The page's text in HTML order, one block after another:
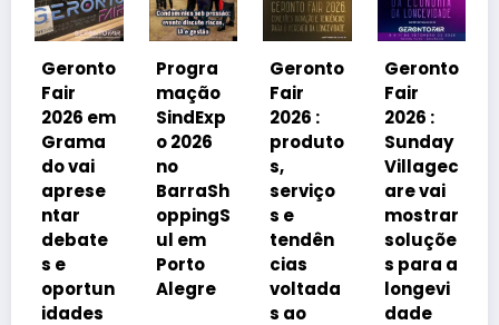
em
Progra
SindExp
o 2026
no
BarraSh
oppingS
ul em
Alegre
Geronto
Fair
2026 :
produto
serviço
s e
tendên
cias
voltada
Geronto
2026 :
Sunday
Villagec
are vai
mostrar
soluçõe
s para a
longevi
Fair
2026
do
á
avanço
rio
impulsi
onado
pelo